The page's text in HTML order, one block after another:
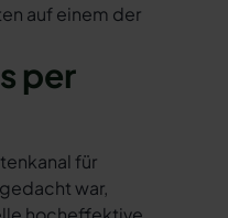
auf einem der
per
für
war,